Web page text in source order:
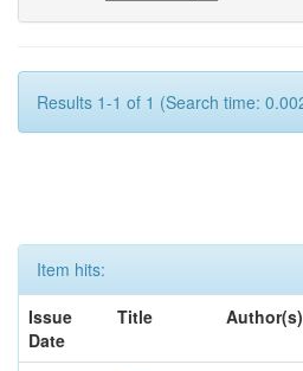
Results 1-1 of 1 (Search time:
Item hits:
Issue
Date
Title Author(s)